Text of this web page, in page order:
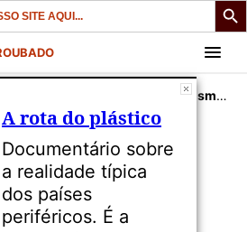
Fármacos, analgésicos, cosméticos e outros permanecem na água tratada
A rota do plástico
Documentário sobre
a realidade típica
dos países
periféricos. É a